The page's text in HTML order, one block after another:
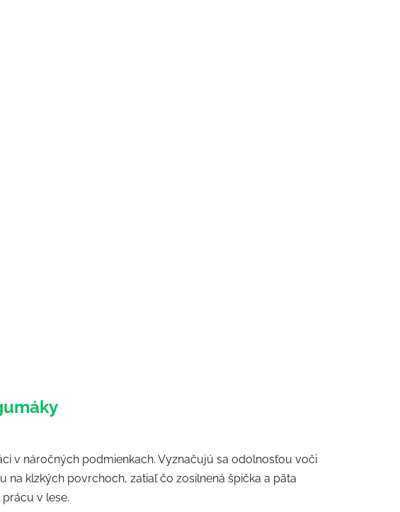
v náročných podmienkach. Vyznačujú sa odolnosťou voči
klzkých povrchoch, zatiaľ čo zosilnená špička a päta
v lese.